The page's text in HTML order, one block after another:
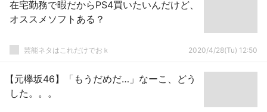
在宅勤務で暇だからPS4買いたいんだけど、
オススメソフトある？
芸能ネタはこれだけでおｋ 2020/4/28(Tu) 12:50
【元欅坂46】「もうだめだ…」なーこ、どう
した。。。